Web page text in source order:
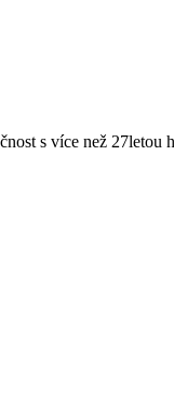
s více než